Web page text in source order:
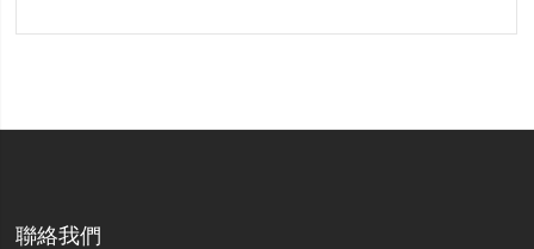
聯絡我們